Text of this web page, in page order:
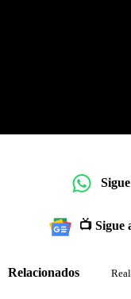
📺 Sigue
Relacionados